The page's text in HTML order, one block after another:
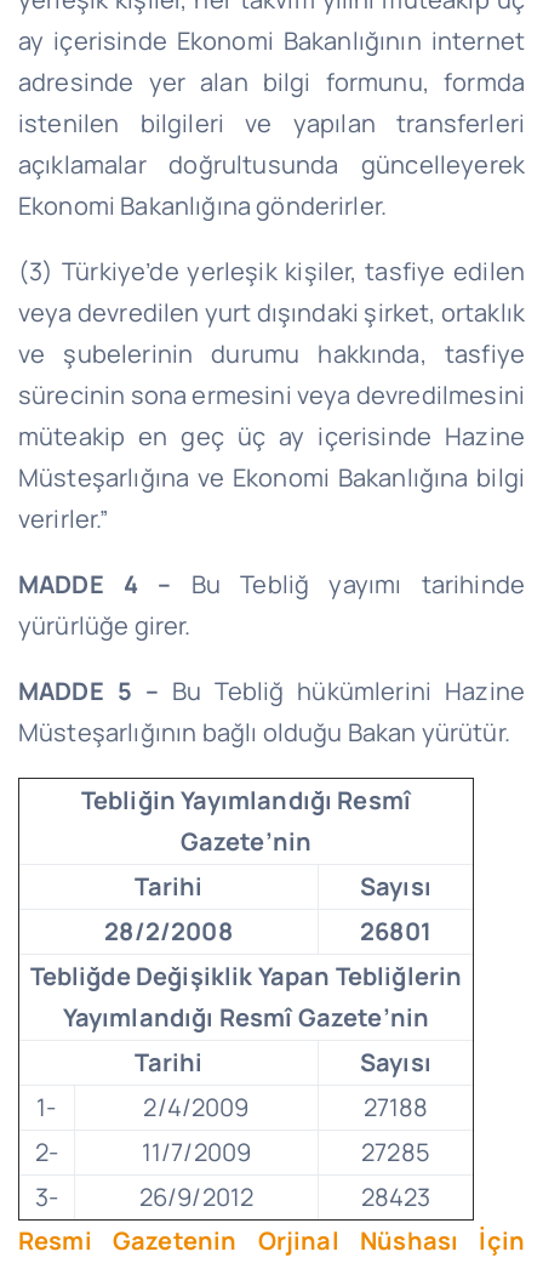
ay içerisinde Ekonomi Bakanlığının internet
adresinde yer alan bilgi formunu, formda
istenilen bilgileri ve yapılan transferleri
açıklamalar doğrultusunda güncelleyerek
Ekonomi Bakanlığına gönderirler.
(3) Türkiye’de yerleşik kişiler, tasfiye edilen
veya devredilen yurt dışındaki şirket, ortaklık
ve şubelerinin durumu hakkında, tasfiye
sürecinin sona ermesini veya devredilmesini
müteakip en geç üç ay içerisinde Hazine
Müsteşarlığına ve Ekonomi Bakanlığına bilgi
verirler.”
MADDE 4 – Bu Tebliğ yayımı tarihinde
yürürlüğe girer.
MADDE 5 – Bu Tebliğ hükümlerini Hazine
Müsteşarlığının bağlı olduğu Bakan yürütür.
Tebliğin Yayımlandığı Resmî
Gazete’nin
Tarihi
Sayısı
28/2/2008
26801
Tebliğde Değişiklik Yapan Tebliğlerin
Yayımlandığı Resmî Gazete’nin
Tarihi
Sayısı
1-
2/4/2009
27188
2-
11/7/2009
27285
3-
26/9/2012
28423
Resmi Gazetenin Orjinal Nüshası İçin